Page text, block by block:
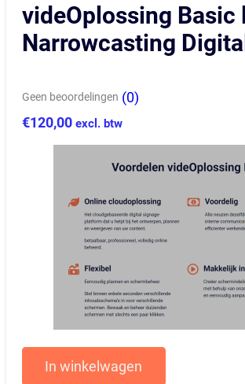
videOplossing Basic
Narrowcasting
Geen beoordelingen (0)
€120,00 excl. btw
In winkelwagen